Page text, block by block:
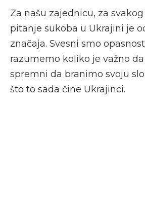
Za našu zajednicu, za
pitanje sukoba u Ukrajini je
značaja. Svesni smo
razumemo koliko je važno
spremni da branimo svoju
što to sada čine Ukrajinci.